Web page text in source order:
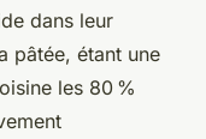
dans leur
pâtée, étant une
les 80 %